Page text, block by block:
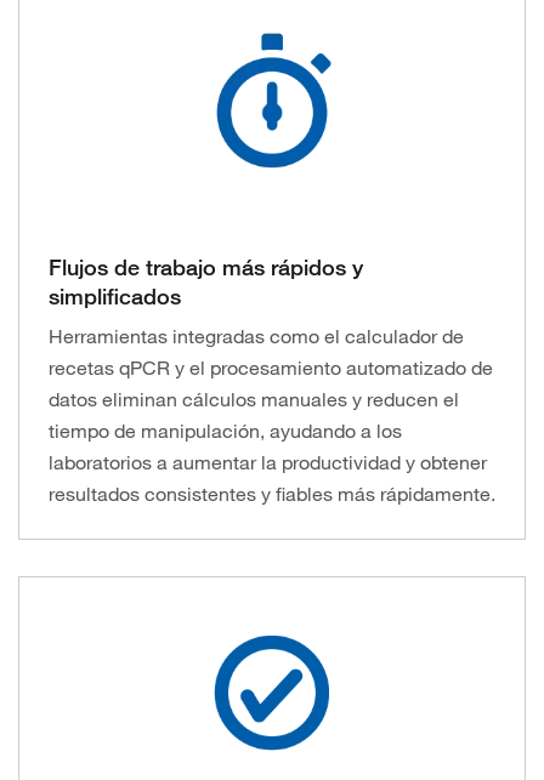
Flujos de trabajo más rápidos y
simplificados
Herramientas integradas como el calculador de
recetas qPCR y el procesamiento automatizado de
datos eliminan cálculos manuales y reducen el
tiempo de manipulación, ayudando a los
laboratorios a aumentar la productividad y obtener
resultados consistentes y fiables más rápidamente.